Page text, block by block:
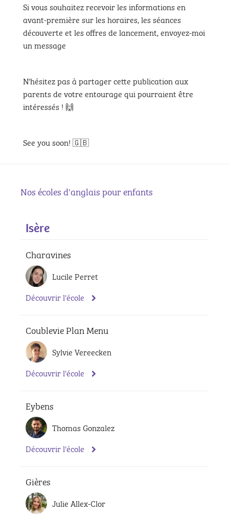
Si vous souhaitez recevoir les informations en
avant-première sur les horaires, les séances
découverte et les offres de lancement, envoyez-moi
un message
N'hésitez pas à partager cette publication aux
parents de votre entourage qui pourraient être
intéressés ! 🙌
See you soon! 🇬🇧
Nos écoles d'anglais pour enfants
Isère
Charavines
Lucile Perret
Découvrir l'école
Coublevie Plan Menu
Sylvie Vereecken
Découvrir l'école
Eybens
Thomas Gonzalez
Découvrir l'école
Gières
Julie Allex-Clor